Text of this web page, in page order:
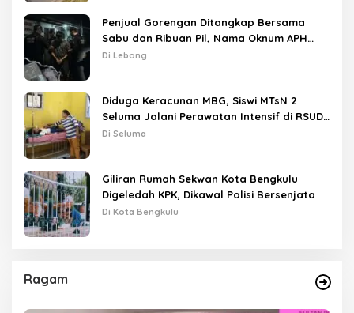
Penjual Gorengan Ditangkap Bersama
Sabu dan Ribuan Pil, Nama Oknum APH
Disebut Saat Interogasi
Di Lebong
Diduga Keracunan MBG, Siswi MTsN 2
Seluma Jalani Perawatan Intensif di RSUD
Tais
Di Seluma
Giliran Rumah Sekwan Kota Bengkulu
Digeledah KPK, Dikawal Polisi Bersenjata
Di Kota Bengkulu
Ragam